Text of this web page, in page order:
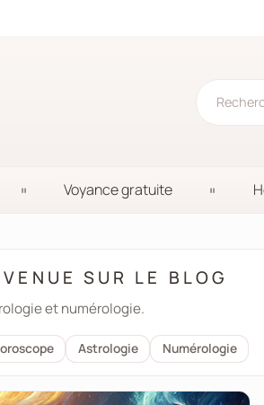
Voyance gratuite
SUR LE BLOG
et numérologie.
Astrologie Numérologie